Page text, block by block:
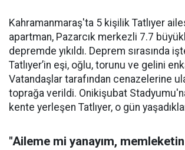
Kahramanmaraş'ta 5 kişilik Tatlıyer
apartman, Pazarcık merkezli 7.7
depremde yıkıldı. Deprem sırasında
Tatlıyer’in eşi, oğlu, torunu ve gelini
Vatandaşlar tarafından cenazelerine
toprağa verildi. Onikişubat
kente yerleşen Tatlıyer, o gün
"Aileme mi yanayım,